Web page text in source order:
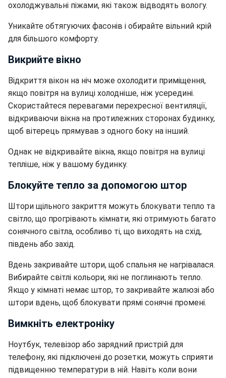
охолоджувальні піжами, які також відводять вологу.
Уникайте обтягуючих фасонів і обирайте вільний крій
для більшого комфорту.
Викрийте вікно
Відкриття вікон на ніч може охолодити приміщення,
якщо повітря на вулиці холодніше, ніж усередині.
Скористайтеся перевагами перехресної вентиляції,
відкриваючи вікна на протилежних сторонах будинку,
щоб вітерець прямував з одного боку на інший.
Однак не відкривайте вікна, якщо повітря на вулиці
тепліше, ніж у вашому будинку.
Блокуйте тепло за допомогою штор
Штори щільного закриття можуть блокувати тепло та
світло, що прогрівають кімнати, які отримують багато
сонячного світла, особливо ті, що виходять на схід,
південь або захід.
Вдень закривайте штори, щоб спальня не нагрівалася.
Вибирайте світлі кольори, які не поглинають тепло.
Якщо у кімнаті немає штор, то закривайте жалюзі або
штори вдень, щоб блокувати прямі сонячні промені.
Вимкніть електроніку
Ноутбук, телевізор або зарядний пристрій для
телефону, які підключені до розетки, можуть сприяти
підвищенню температури в ній. Навіть коли вони